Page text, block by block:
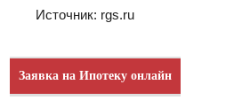
Источник: rgs.ru
Заявка на Ипотеку онлайн